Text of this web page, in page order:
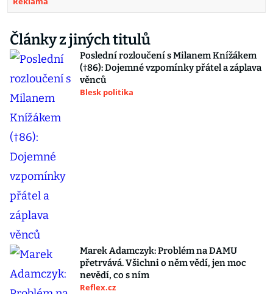
Články z jiných titulů
Poslední rozloučení s Milanem Knížákem
(†86): Dojemné vzpomínky přátel a záplava
věnců
Blesk politika
Marek Adamczyk: Problém na DAMU
přetrvává. Všichni o něm vědí, jen moc
nevědí, co s ním
Reflex.cz